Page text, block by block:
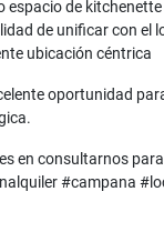
espacio de kitchenette
de unificar con el
ubicación céntrica
oportunidad
en consultarnos
#campana